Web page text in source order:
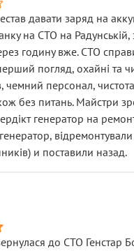
давати заряд на
на СТО на Радунській,
годину вже. СТО
погляд, охайні та
чемний персонал,
без питань. Майстри
генератор на
відремонтували
и поставили назад.
до СТО Генстар